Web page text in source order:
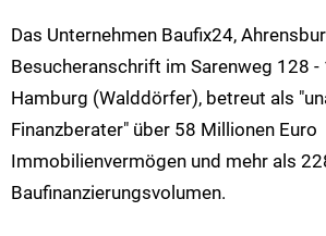
Das Unternehmen Baufix24,
Besucheranschrift im Sarenweg 128 -
Hamburg (Walddörfer), betreut als
Finanzberater" über 58 Millionen Euro
Immobilienvermögen und mehr als
Baufinanzierungsvolumen.